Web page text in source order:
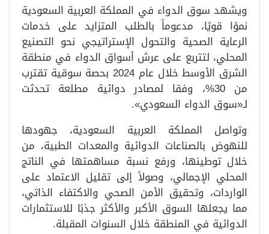
ويشهد سوق الدواء في المملكة العربية السعودية
نموًا قويًا، مدعوماً بالطلب المتزايد على خدمات
الرعاية الصحية والتحول الإستراتيجي نحو التصنيع
المحلي، لتتربع على عرش أسواق الدواء في منطقة
الشرق الأوسط خلال عام 2024 بحصة سوقية تقترب
من 30%، وفقا لمصادر دوائية مطلعة تحدثت
لـ«سوق الدواء السعودي».
وتواصل المملكة العربية السعودية، جهودها
للنهوض بالصناعات الدوائية والمعدات الطبية، من
خلال توطينها، ورفع نسبة مساهمتها في الناتج
المحلي الإجمالي، وصولاً إلى تقليل الاعتماد على
الواردات، وتحقيق الأمن الصحي والاكتفاء الذاتي،
مما يجعلها السوق الأكبر والأكثر جذبًا للاستثمارات
الدوائية في المنطقة خلال السنوات المقبلة.